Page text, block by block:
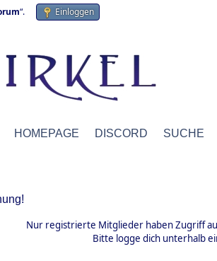
“. Einloggen
HOMEPAGE DISCORD SUCHE
Nur registrierte Mitglieder haben Zugriff
Bitte logge dich unterhalb